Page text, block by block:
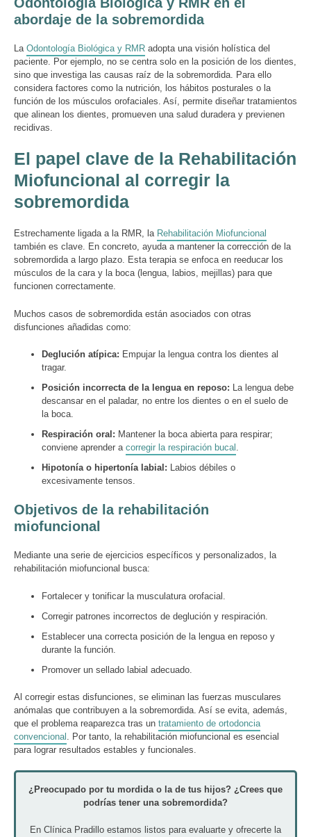
abordaje de la sobremordida
La Odontología Biológica y RMR adopta una visión holística del
paciente. Por ejemplo, no se centra solo en la posición de los dientes,
sino que investiga las causas raíz de la sobremordida. Para ello
considera factores como la nutrición, los hábitos posturales o la
función de los músculos orofaciales. Así, permite diseñar tratamientos
que alinean los dientes, promueven una salud duradera y previenen
recidivas.
El papel clave de la Rehabilitación
Miofuncional al corregir la
sobremordida
Estrechamente ligada a la RMR, la Rehabilitación Miofuncional
también es clave. En concreto, ayuda a mantener la corrección de la
sobremordida a largo plazo. Esta terapia se enfoca en reeducar los
músculos de la cara y la boca (lengua, labios, mejillas) para que
funcionen correctamente.
Muchos casos de sobremordida están asociados con otras
disfunciones añadidas como:
Deglución atípica: Empujar la lengua contra los dientes al
tragar.
Posición incorrecta de la lengua en reposo: La lengua debe
descansar en el paladar, no entre los dientes o en el suelo de
la boca.
Respiración oral: Mantener la boca abierta para respirar;
conviene aprender a corregir la respiración bucal .
Hipotonía o hipertonía labial: Labios débiles o
excesivamente tensos.
Objetivos de la rehabilitación
miofuncional
Mediante una serie de ejercicios específicos y personalizados, la
rehabilitación miofuncional busca:
Fortalecer y tonificar la musculatura orofacial.
Corregir patrones incorrectos de deglución y respiración.
Establecer una correcta posición de la lengua en reposo y
durante la función.
Promover un sellado labial adecuado.
Al corregir estas disfunciones, se eliminan las fuerzas musculares
anómalas que contribuyen a la sobremordida. Así se evita, además,
que el problema reaparezca tras un tratamiento de ortodoncia
convencional . Por tanto, la rehabilitación miofuncional es esencial
para lograr resultados estables y funcionales.
¿Preocupado por tu mordida o la de tus hijos? ¿Crees que
podrías tener una sobremordida?
En Clínica Pradillo estamos listos para evaluarte y ofrecerte la